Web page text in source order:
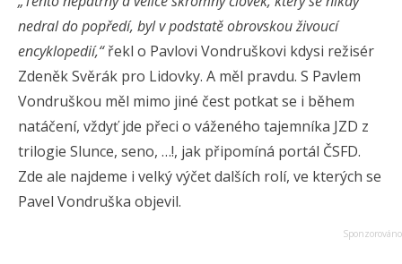
nedral do popředí, byl v podstatě obrovskou živoucí
encyklopedií,“řekl o Pavlovi Vondruškovi kdysi režisér
Zdeněk Svěrák pro Lidovky. A měl pravdu. S Pavlem
Vondruškou měl mimo jiné čest potkat se i během
natáčení, vždyť jde přeci o váženého tajemníka JZD z
trilogie Slunce, seno, …!, jak připomíná portál ČSFD.
Zde ale najdeme i velký výčet dalších rolí, ve kterých se
Pavel Vondruška objevil.